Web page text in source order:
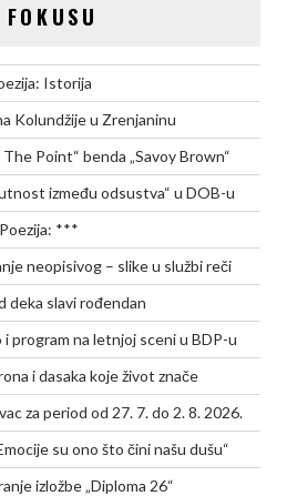
k
Istorija
Kolundžije u Zrenjaninu
Point“ benda „Savoy Brown“
između odsustva“ u DOB-u
Poezija: ***
neopisivog – slike u službi reči
deka slavi rođendan
program na letnjoj sceni u BDP-u
i dasaka koje život znače
za period od 27. 7. do 2. 8. 2026.
su ono što čini našu dušu“
izložbe „Diploma 26“